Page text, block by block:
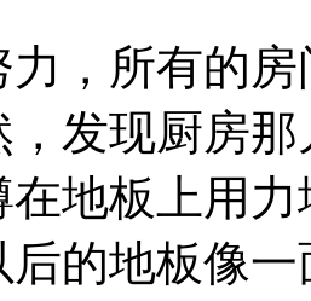
，所有的
，发现厨房
在地板上用
后的地板像